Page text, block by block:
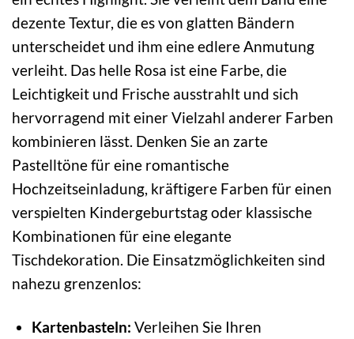
dezente Textur, die es von glatten Bändern
unterscheidet und ihm eine edlere Anmutung
verleiht. Das helle Rosa ist eine Farbe, die
Leichtigkeit und Frische ausstrahlt und sich
hervorragend mit einer Vielzahl anderer Farben
kombinieren lässt. Denken Sie an zarte
Pastelltöne für eine romantische
Hochzeitseinladung, kräftigere Farben für einen
verspielten Kindergeburtstag oder klassische
Kombinationen für eine elegante
Tischdekoration. Die Einsatzmöglichkeiten sind
nahezu grenzenlos:
Kartenbasteln: Verleihen Sie Ihren